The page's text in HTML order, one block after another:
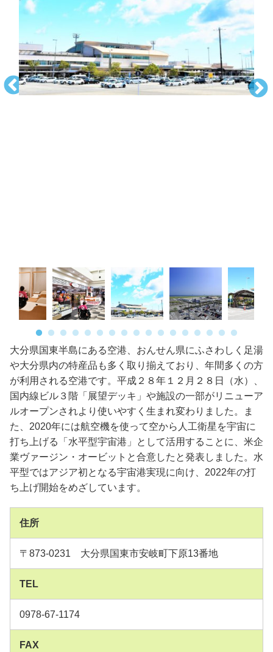
大分県国東半島にある空港、おんせん県にふさわしく足湯
や大分県内の特産品も多く取り揃えており、年間多くの方
が利用される空港です。平成２８年１２月２８日（水）、
国内線ビル３階「展望デッキ」や施設の一部がリニューア
ルオープンされより使いやすく生まれ変わりました。ま
た、2020年には航空機を使って空から人工衛星を宇宙に
打ち上げる「水平型宇宙港」として活用することに、米企
業ヴァージン・オービットと合意したと発表しました。水
平型ではアジア初となる宇宙港実現に向け、2022年の打
ち上げ開始をめざしています。
住所
〒873-0231 大分県国東市安岐町下原13番地
TEL
0978-67-1174
FAX